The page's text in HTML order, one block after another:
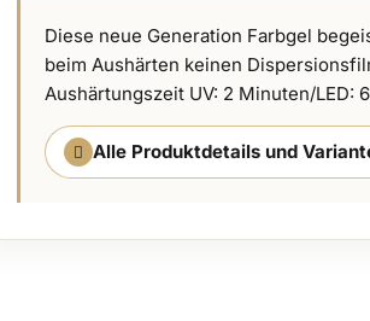
Diese neue Generation Farbgel
beim Aushärten keinen
Aushärtungszeit UV: 2 Minuten/LED:
Alle Produktdetails und